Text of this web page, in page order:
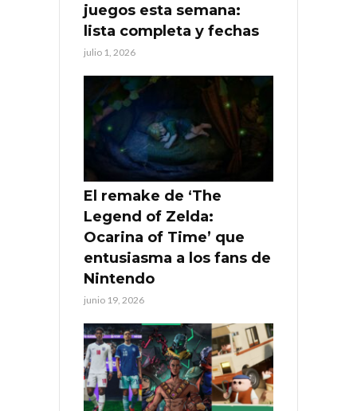
juegos esta semana:
lista completa y fechas
julio 1, 2026
El remake de ‘The
Legend of Zelda:
Ocarina of Time’ que
entusiasma a los fans de
Nintendo
junio 19, 2026